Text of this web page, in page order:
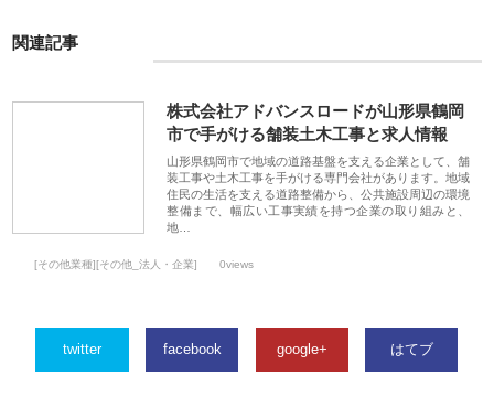
関連記事
株式会社アドバンスロードが山形県鶴岡
市で手がける舗装土木工事と求人情報
山形県鶴岡市で地域の道路基盤を支える企業として、舗
装工事や土木工事を手がける専門会社があります。地域
住民の生活を支える道路整備から、公共施設周辺の環境
整備まで、幅広い工事実績を持つ企業の取り組みと、
地…
[その他業種][その他_法人・企業] 0views
twitter facebook google+ はてブ